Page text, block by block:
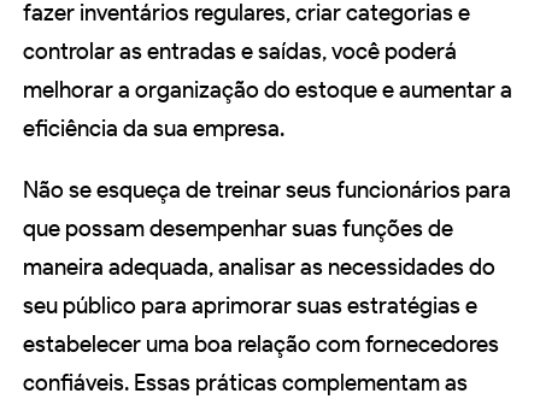
fazer inventários regulares, criar categorias e
controlar as entradas e saídas, você poderá
melhorar a organização do estoque e aumentar a
eficiência da sua empresa.
Não se esqueça de treinar seus funcionários para
que possam desempenhar suas funções de
maneira adequada, analisar as necessidades do
seu público para aprimorar suas estratégias e
estabelecer uma boa relação com fornecedores
confiáveis. Essas práticas complementam as